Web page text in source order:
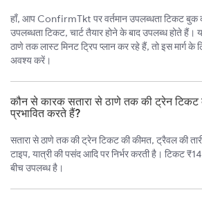
हाँ, आप ConfirmTkt पर वर्तमान उपलब्धता टिकट बुक
उपलब्धता टिकट, चार्ट तैयार होने के बाद उपलब्ध होते हैं।
ठाणे तक लास्ट मिनट ट्रिप प्लान कर रहे हैं, तो इस मार्ग के
अवश्य करें।
कौन से कारक सतारा से ठाणे तक की ट्रेन टिकट
प्रभावित करते हैं?
सतारा से ठाणे तक की ट्रेन टिकट की कीमत, ट्रैवल की
टाइप, यात्री की पसंद आदि पर निर्भर करती है। टिकट
बीच उपलब्ध है।